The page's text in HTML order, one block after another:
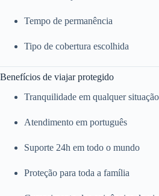
Tempo de permanência
Tipo de cobertura escolhida
Benefícios de viajar protegido
Tranquilidade em qualquer situação
Atendimento em português
Suporte 24h em todo o mundo
Proteção para toda a família